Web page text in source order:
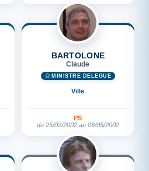
BARTOLONE
Claude
MINISTRE DÉLÉGUÉ
Ville
PS
du 25/02/2002 au 06/05/2002